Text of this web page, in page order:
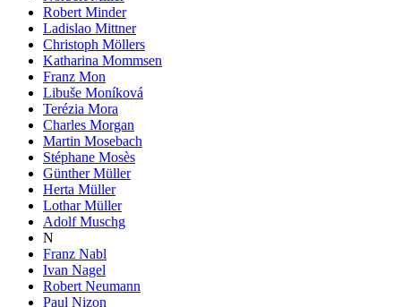
Robert Minder
Ladislao Mittner
Christoph Möllers
Katharina Mommsen
Franz Mon
Libuše Moníková
Terézia Mora
Charles Morgan
Martin Mosebach
Stéphane Mosès
Günther Müller
Herta Müller
Lothar Müller
Adolf Muschg
N
Franz Nabl
Ivan Nagel
Robert Neumann
Paul Nizon